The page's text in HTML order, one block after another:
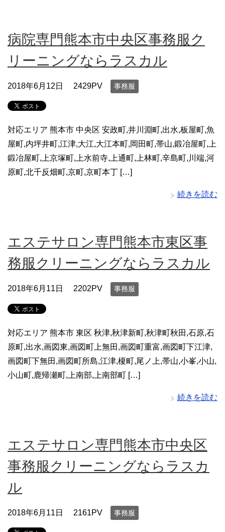
病院専門熊本市中央区事務服ク
リーニングならラスカル
2018年6月12日 2429PV 事務服
対応エリア 熊本市 中央区 安政町,井川淵町,出水,板屋町,魚
屋町,内坪井町,江津,大江,大江本町,岡田町,帯山,鍛冶屋町,上
鍛冶屋町,上京塚町,上水前寺,上通町,上林町,辛島町,川端,河
原町,北千反畑町,京町,京町本丁 […]
続きを読む
エステサロン専門熊本市東区事
務服クリーニングならラスカル
2018年6月11日 2202PV 事務服
対応エリア 熊本市 東区 秋津,秋津新町,秋津町秋田,石原,石
原町,出水,画図東,画図町上無田,画図町重富,画図町下江津,
画図町下無田,画図町所島,江津,榎町,尾ノ上,帯山,小峯,小山,
小山町,鹿帰瀬町,上南部,上南部町 […]
続きを読む
エステサロン専門熊本市中央区
事務服クリーニングならラスカ
ル
2018年6月11日 2161PV 事務服